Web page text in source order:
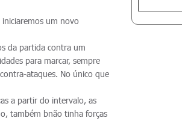
um novo
da partida contra um
para marcar, sempre
ataques. No único que
a partir do intervalo, as
também bnão tinha forças